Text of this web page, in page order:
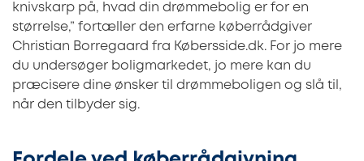
knivskarp på, hvad din drømmebolig er for en
størrelse,” fortæller den erfarne køberrådgiver
Christian Borregaard fra Købersside.dk. For jo mere
du undersøger boligmarkedet, jo mere kan du
præcisere dine ønsker til drømmeboligen og slå til,
når den tilbyder sig.